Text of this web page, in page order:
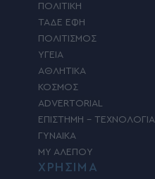
ΠΟΛΙΤΙΚΗ
ΤΑΔΕ ΕΦΗ
ΠΟΛΙΤΙΣΜΟΣ
ΥΓΕΙΑ
ΑΘΛΗΤΙΚΑ
ΚΟΣΜΟΣ
ADVERTORIAL
ΕΠΙΣΤΗΜΗ – ΤΕΧΝΟΛΟΓΙΑ
ΓΥΝΑΙΚΑ
MY ΑΛΕΠΟΥ
ΧΡΗΣΙΜΑ